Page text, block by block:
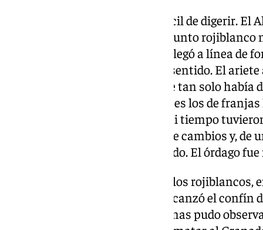
El duelo era un espectáculo difícil de digerir. El
replegado en su campo y el conjunto rojiblanco
dejó caer por su perfil natural. Llegó a línea de
sí, la presencia de Petit tuviera sentido. El
red para activar a su equipo, que tan solo
partido. Comprendieron entonces los de
costados podían asaetar, pero ni tiempo
Alberto González giró la rueda de cambios y,
Pacheco, Obeng y Lorenzo Aguado. El órdago
La enésima pérdida absurda de los rojiblancos,
llevó el esférico al lateral, que alcanzó el
el pase. Amodorrado Oscar, apenas pudo